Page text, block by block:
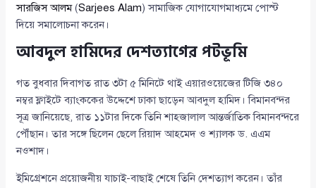
সারজিস আলম(Sarjees Alam) সামাজিক যোগাযোগমাধ্যমে পোস্ট
দিয়ে সমালোচনা করেন।
আবদুল হামিদের দেশত্যাগের পটভূমি
গত বুধবার দিবাগত রাত ৩টা ৫ মিনিটে থাই এয়ারওয়েজের টিজি ৩৪০
নম্বর ফ্লাইটে ব্যাংককের উদ্দেশে ঢাকা ছাড়েন আবদুল হামিদ। বিমানবন্দর
সূত্র জানিয়েছে, রাত ১১টার দিকে তিনি শাহজালাল আন্তর্জাতিক বিমানবন্দরে
পৌঁছান। তার সঙ্গে ছিলেন ছেলে রিয়াদ আহমেদ ও শ্যালক ড. এএম
নওশাদ।
ইমিগ্রেশনে প্রয়োজনীয় যাচাই-বাছাই শেষে তিনি দেশত্যাগ করেন। তাঁর